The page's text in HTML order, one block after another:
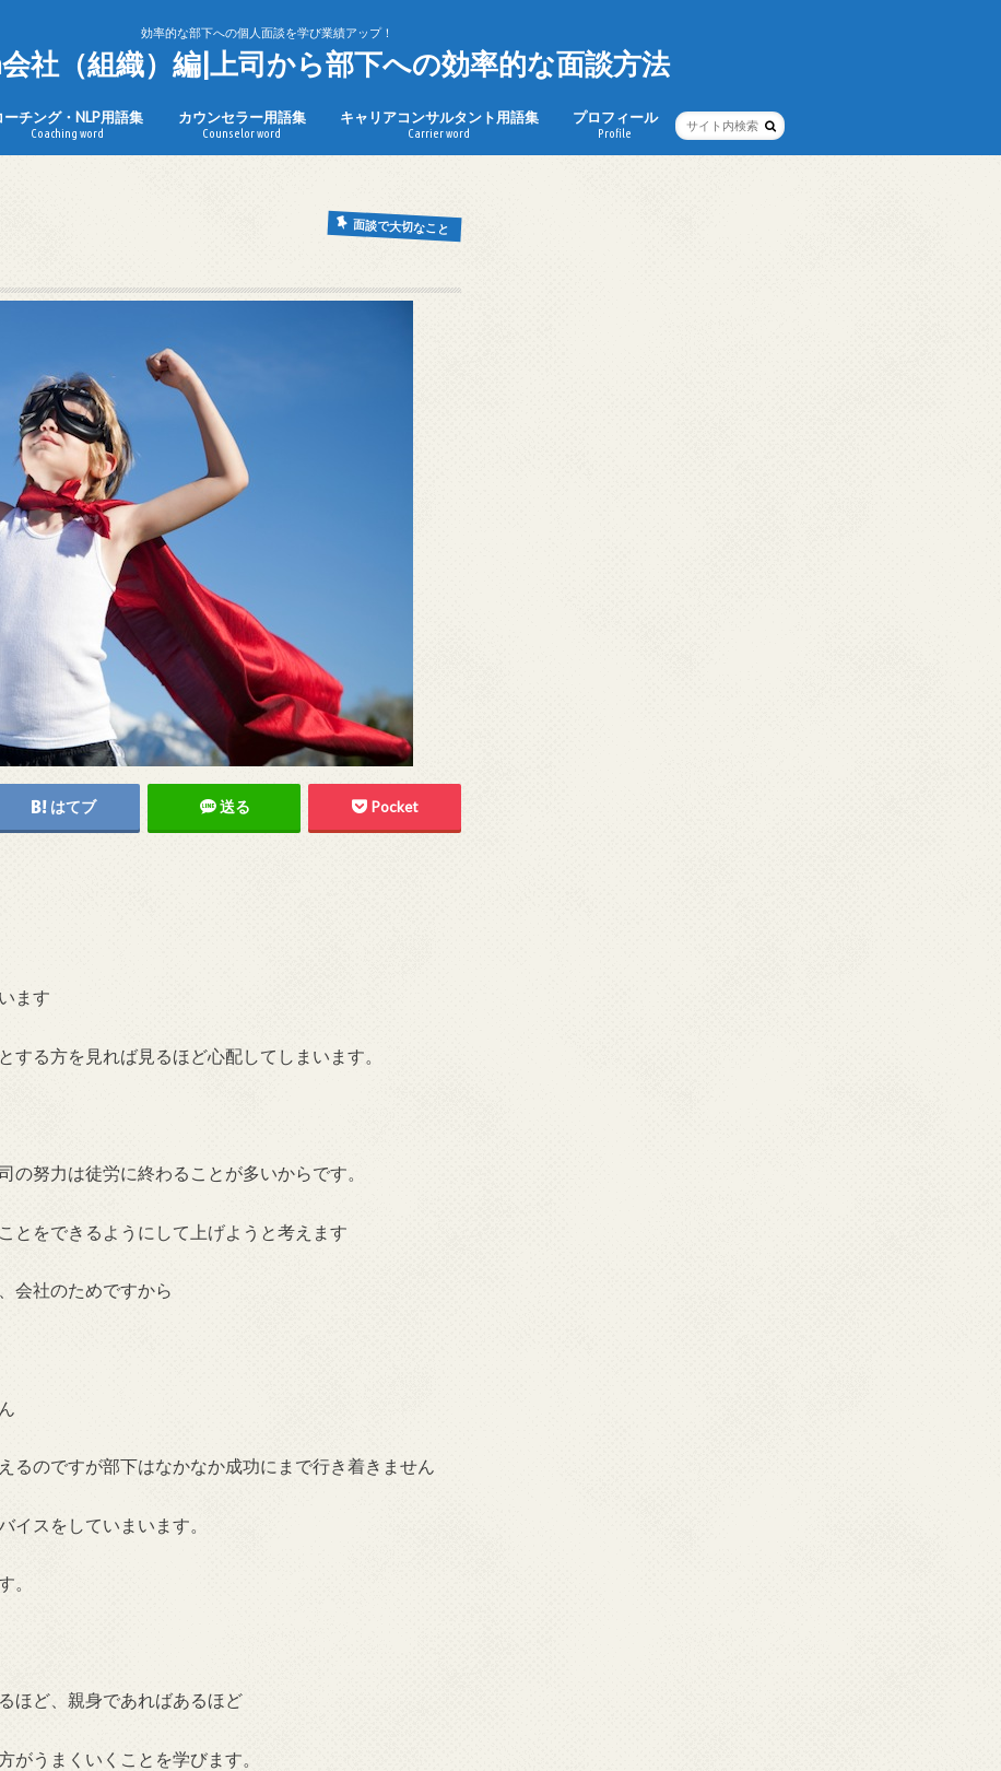
効率的な部下への個人面談を学び業績アップ！
社（組織）編|上司から部下への効率的な面談方法
ーチング・NLP用語集
Coaching word
カウンセラー用語集
Counselor word
キャリアコンサルタント用語集
Carrier word
プロフィール
Profile
面談で大切なこと
はてブ 送る Pocket
ます
る方を見れば見るほど心配してしまいます。
努力は徒労に終わることが多いからです。
とをできるようにして上げようと考えます
会社のためですから
るのですが部下はなかなか成功にまで行き着きません
イスをしていまいます。
。
ほど、親身であればあるほど
がうまくいくことを学びます。